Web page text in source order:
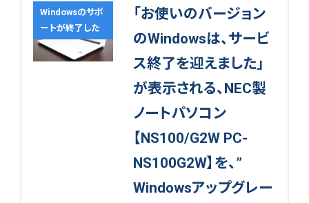
Windowsのサポ
ートが終了した
「お使いのバージョン
のWindowsは、サービ
ス終了を迎えました」
が表示される、NEC製
ノートパソコン
【NS100/G2W PC-
NS100G2W】を、”
Windowsアップグレー